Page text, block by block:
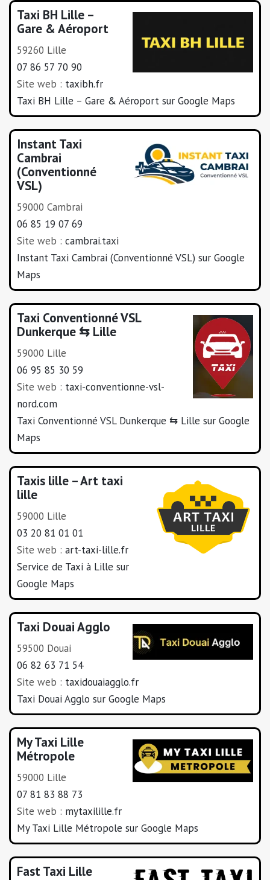
Taxi BH Lille –
Gare & Aéroport
59260 Lille
07 86 57 70 90
Site web : taxibh.fr
Taxi BH Lille – Gare & Aéroport sur Google Maps
Instant Taxi
Cambrai
(Conventionné
VSL)
59000 Cambrai
06 85 19 07 69
Site web : cambrai.taxi
Instant Taxi Cambrai (Conventionné VSL) sur Google
Maps
Taxi Conventionné VSL
Dunkerque ⇆ Lille
59000 Lille
06 95 85 30 59
Site web : taxi-conventionne-vsl-
nord.com
Taxi Conventionné VSL Dunkerque ⇆ Lille sur Google
Maps
Taxis lille – Art taxi
lille
59000 Lille
03 20 81 01 01
Site web : art-taxi-lille.fr
Service de Taxi à Lille sur
Google Maps
Taxi Douai Agglo
59500 Douai
06 82 63 71 54
Site web : taxidouaiagglo.fr
Taxi Douai Agglo sur Google Maps
My Taxi Lille
Métropole
59000 Lille
07 81 83 88 73
Site web : mytaxilille.fr
My Taxi Lille Métropole sur Google Maps
Fast Taxi Lille